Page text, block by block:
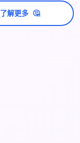
了解更多 🤔